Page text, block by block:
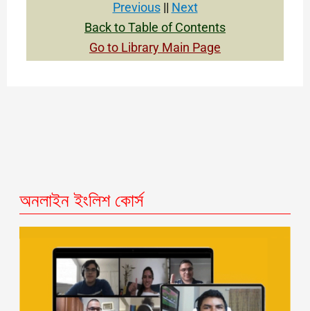
Previous || Next
Back to Table of Contents
Go to Library Main Page
অনলাইন ইংলিশ কোর্স